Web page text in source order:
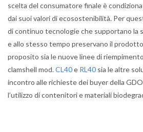
scelta del consumatore finale è
dai suoi valori di ecosostenibilità. Per
di continuo tecnologie che supportano la
e allo stesso tempo preservano il
proposito sia le nuove linee di
clamshell mod.CL40e RL40 sia le altre
incontro alle richieste dei buyer della
l’utilizzo di contenitori e materiali